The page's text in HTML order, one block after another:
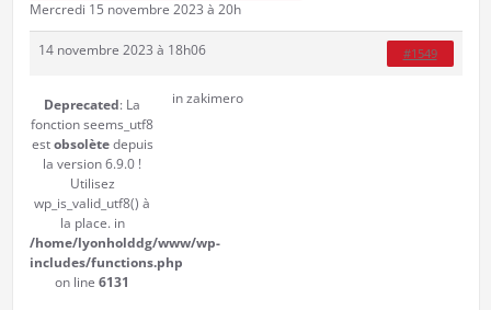
Mercredi 15 novembre 2023 à 20h
14 novembre 2023 à 18h06 #1549
Deprecated: La
fonction seems_utf8
estobsolètedepuis
la version 6.9.0 !
Utilisez
wp_is_valid_utf8() à
la place. in
/home/lyonholddg/www/wp-
includes/functions.php
on line 6131
in zakimero